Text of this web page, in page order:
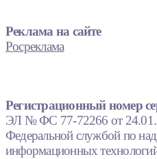
Реклама на сайте
Росреклама
Регистрационный номер
ЭЛ № ФС 77-72266 от
Федеральной службой по
информационных